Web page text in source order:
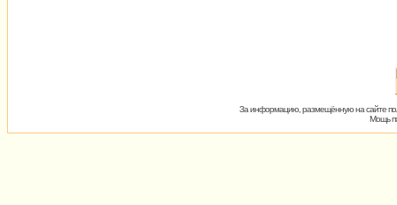
За информацию, размещённую на сайте
Мощь